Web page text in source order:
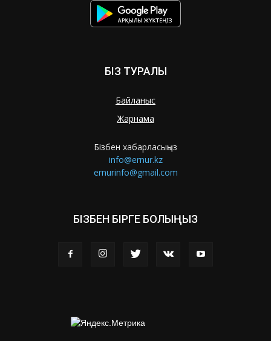
БІЗ ТУРАЛЫ
Байланыс
Жарнама
Бізбен хабарласыңыз
info@ernur.kz
ernurinfo@gmail.com
БІЗБЕН БІРГЕ БОЛЫҢЫЗ